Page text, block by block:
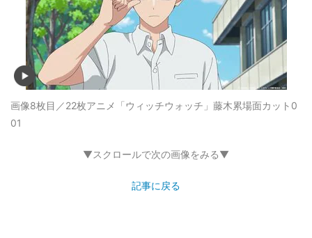
画像8枚目／22枚アニメ「ウィッチウォッチ」藤木累場面カット0
01
▼スクロールで次の画像をみる▼
記事に戻る